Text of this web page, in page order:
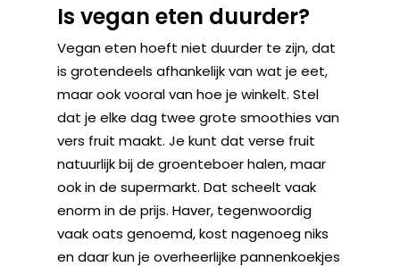
Is vegan eten duurder?
Vegan eten hoeft niet duurder te zijn, dat
is grotendeels afhankelijk van wat je eet,
maar ook vooral van hoe je winkelt. Stel
dat je elke dag twee grote smoothies van
vers fruit maakt. Je kunt dat verse fruit
natuurlijk bij de groenteboer halen, maar
ook in de supermarkt. Dat scheelt vaak
enorm in de prijs. Haver, tegenwoordig
vaak oats genoemd, kost nagenoeg niks
en daar kun je overheerlijke pannenkoekjes